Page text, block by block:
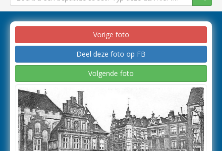
Vorige foto
Deel deze foto op FB
Volgende foto